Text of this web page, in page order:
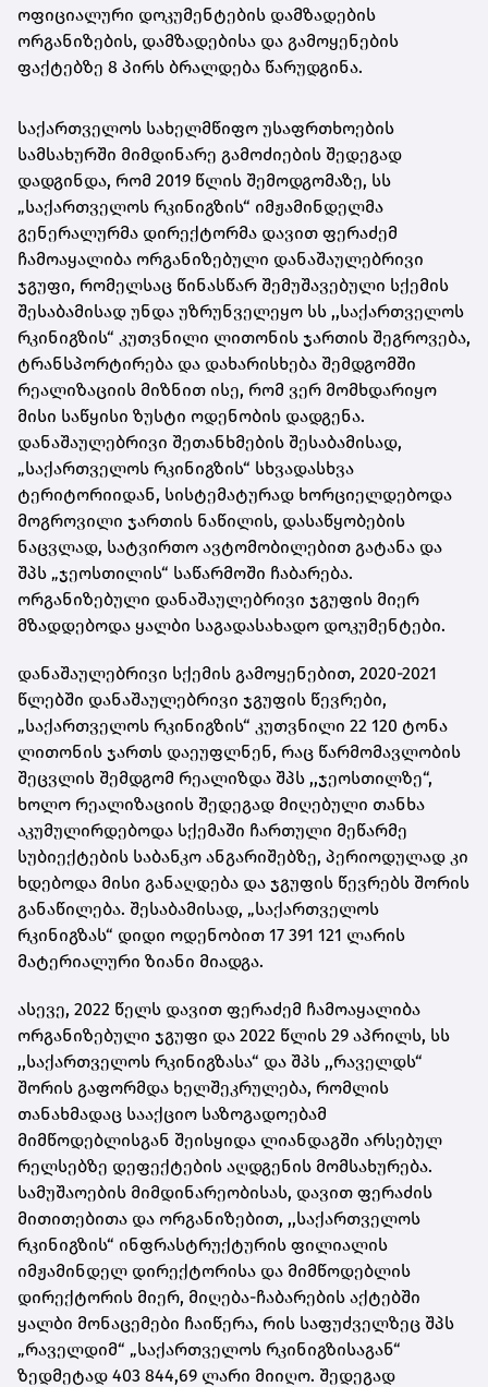
ოფიციალური დოკუმენტების დამზადების
ორგანიზების, დამზადებისა და გამოყენების
ფაქტებზე 8 პირს ბრალდება წარუდგინა.
საქართველოს სახელმწიფო უსაფრთხოების
სამსახურში მიმდინარე გამოძიების შედეგად
დადგინდა, რომ 2019 წლის შემოდგომაზე, სს
„საქართველოს რკინიგზის“ იმჟამინდელმა
გენერალურმა დირექტორმა დავით ფერაძემ
ჩამოაყალიბა ორგანიზებული დანაშაულებრივი
ჯგუფი, რომელსაც წინასწარ შემუშავებული სქემის
შესაბამისად უნდა უზრუნველეყო სს ,,საქართველოს
რკინიგზის“ კუთვნილი ლითონის ჯართის შეგროვება,
ტრანსპორტირება და დახარისხება შემდგომში
რეალიზაციის მიზნით ისე, რომ ვერ მომხდარიყო
მისი საწყისი ზუსტი ოდენობის დადგენა.
დანაშაულებრივი შეთანხმების შესაბამისად,
„საქართველოს რკინიგზის“ სხვადასხვა
ტერიტორიიდან, სისტემატურად ხორციელდებოდა
მოგროვილი ჯართის ნაწილის, დასაწყობების
ნაცვლად, სატვირთო ავტომობილებით გატანა და
შპს „ჯეოსთილის“ საწარმოში ჩაბარება.
ორგანიზებული დანაშაულებრივი ჯგუფის მიერ
მზადდებოდა ყალბი საგადასახადო დოკუმენტები.
დანაშაულებრივი სქემის გამოყენებით, 2020-2021
წლებში დანაშაულებრივი ჯგუფის წევრები,
„საქართველოს რკინიგზის“ კუთვნილი 22 120 ტონა
ლითონის ჯართს დაეუფლნენ, რაც წარმომავლობის
შეცვლის შემდგომ რეალიზდა შპს ,,ჯეოსთილზე“,
ხოლო რეალიზაციის შედეგად მიღებული თანხა
აკუმულირდებოდა სქემაში ჩართული მეწარმე
სუბიექტების საბანკო ანგარიშებზე, პერიოდულად კი
ხდებოდა მისი განაღდება და ჯგუფის წევრებს შორის
განაწილება. შესაბამისად, „საქართველოს
რკინიგზას“ დიდი ოდენობით 17 391 121 ლარის
მატერიალური ზიანი მიადგა.
ასევე, 2022 წელს დავით ფერაძემ ჩამოაყალიბა
ორგანიზებული ჯგუფი და 2022 წლის 29 აპრილს, სს
,,საქართველოს რკინიგზასა“ და შპს ,,რაველდს“
შორის გაფორმდა ხელშეკრულება, რომლის
თანახმადაც სააქციო საზოგადოებამ
მიმწოდებლისგან შეისყიდა ლიანდაგში არსებულ
რელსებზე დეფექტების აღდგენის მომსახურება.
სამუშაოების მიმდინარეობისას, დავით ფერაძის
მითითებითა და ორგანიზებით, ,,საქართველოს
რკინიგზის“ ინფრასტრუქტურის ფილიალის
იმჟამინდელ დირექტორისა და მიმწოდებლის
დირექტორის მიერ, მიღება-ჩაბარების აქტებში
ყალბი მონაცემები ჩაიწერა, რის საფუძველზეც შპს
„რაველდიმ“ „საქართველოს რკინიგზისაგან“
ზედმეტად 403 844,69 ლარი მიიღო. შედეგად